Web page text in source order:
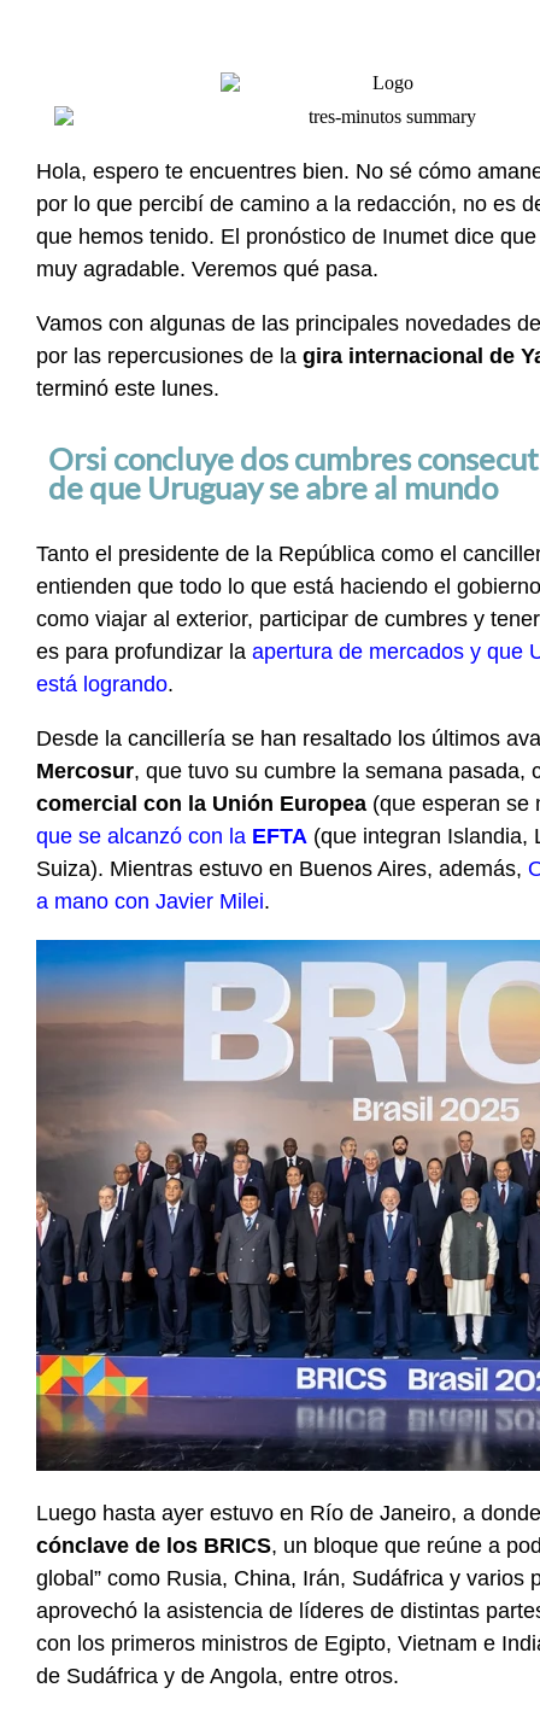
Hola, espero te encuentres bien. No sé cómo
por lo que percibí de camino a la redacción, no es
que hemos tenido. El pronóstico de Inumet dice
muy agradable. Veremos qué pasa.
Vamos con algunas de las principales novedades
por las repercusiones de la gira internacional de
terminó este lunes.
Orsi concluye dos cumbres
de que Uruguay se abre al mundo
Tanto el presidente de la República como el
entienden que todo lo que está haciendo el
como viajar al exterior, participar de cumbres y
es para profundizar la apertura de mercados y que
está logrando.
Desde la cancillería se han resaltado los últimos
Mercosur, que tuvo su cumbre la semana pasada,
comercial con la Unión Europea (que esperan se
que se alcanzó con la EFTA (que integran Islandia,
Suiza). Mientras estuvo en Buenos Aires, además,
a mano con Javier Milei.
Luego hasta ayer estuvo en Río de Janeiro, a
cónclave de los BRICS, un bloque que reúne a
global” como Rusia, China, Irán, Sudáfrica y varios
aprovechó la asistencia de líderes de distintas
con los primeros ministros de Egipto, Vietnam e
de Sudáfrica y de Angola, entre otros.